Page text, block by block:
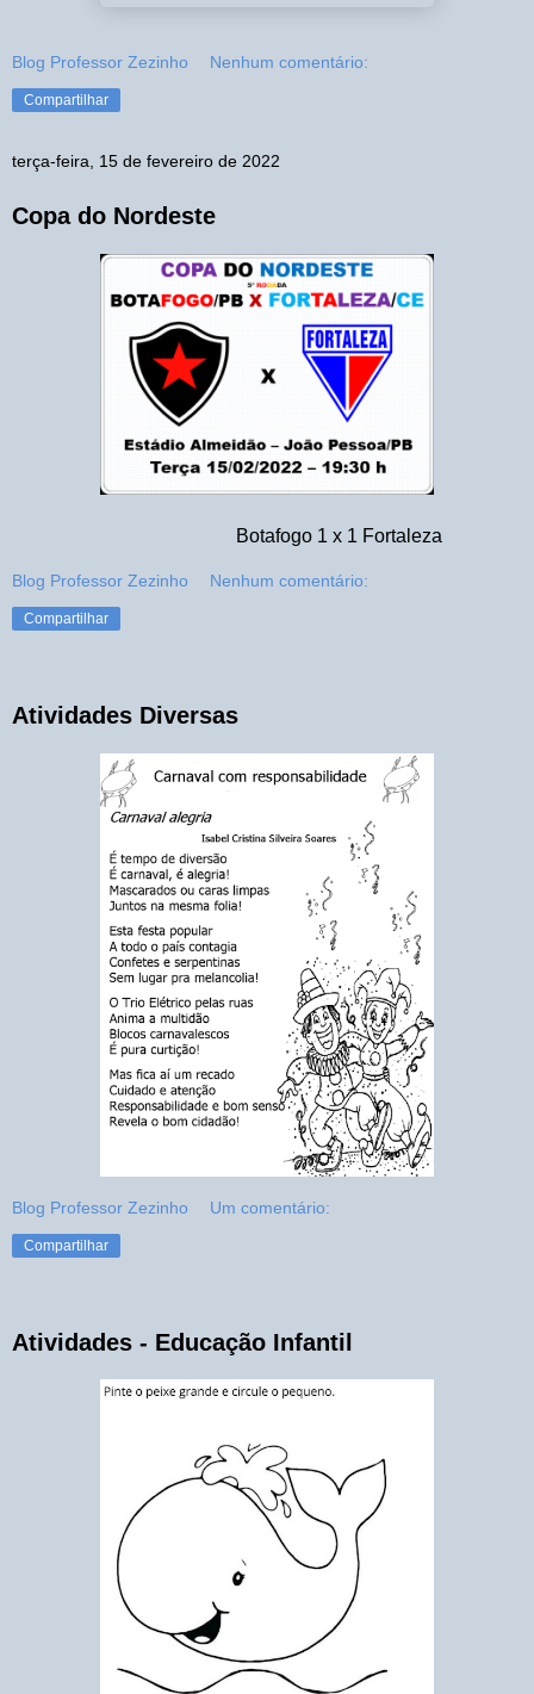
Blog Professor Zezinho Nenhum comentário:
Compartilhar
terça-feira, 15 de fevereiro de 2022
Copa do Nordeste
Botafogo 1 x 1 Fortaleza
Blog Professor Zezinho Nenhum comentário:
Compartilhar
Atividades Diversas
Blog Professor Zezinho Um comentário:
Compartilhar
Atividades - Educação Infantil